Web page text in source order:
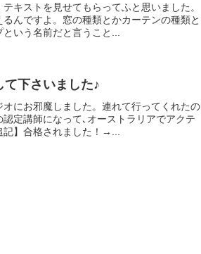
キストを見せてもらってふと思いました。
んですよ。窓の種類とかカーテンの種類と
いう名前だと言うこと...
下さいました♪
にお邪魔しました。連れて行ってくれたの
定講師になって､オーストラリアでアクテ
】合格されました！→...